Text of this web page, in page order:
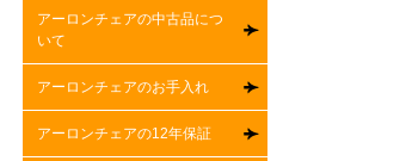
アーロンチェアの中古品につ
いて
アーロンチェアのお手入れ
アーロンチェアの12年保証